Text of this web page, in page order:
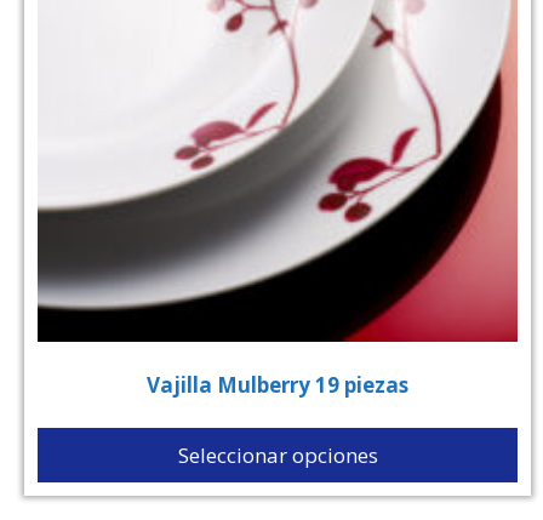
Vajilla Mulberry 19 piezas
Seleccionar opciones